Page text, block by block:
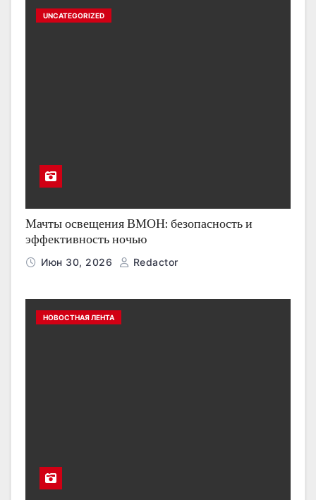
UNCATEGORIZED
Мачты освещения ВМОН: безопасность и
эффективность ночью
Июн 30, 2026 Redactor
НОВОСТНАЯ ЛЕНТА